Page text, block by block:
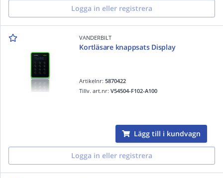
Logga in eller registrera
VANDERBILT
Kortläsare knappsats Display
Artikelnr:5870422
Tillv. art.nr:V54504-F102-A100
Lägg till i kundvagn
Logga in eller registrera